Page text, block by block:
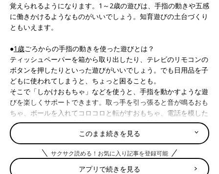
覚えられるようになります。1～2歳の遊びは、手指の動きや五感
に働きかけるようなものがいいでしょう。知育遊びの土台づくり
ともいえます。
●1歳ごろからの手指の動きを使った遊びとは？
ティッシュペーパーを箱から取り出したり、テレビのリモコンの
ボタンを押したりといった遊びがいいでしょう。でも日用品を子
どもに使われてしまうと、ちょっと困ることも。
そこで「しかけおもちゃ」などを使うと、手指を動かすような遊
びを楽しくサポートできます。取っ手を引っ張ると音が鳴るおも
ちゃ、ボールを入れてコロコロと転がすおもちゃ、電話を模した
おもちゃ、ピアノや太鼓のおもちゃなどは、視覚や聴覚も刺激し
てくれます。
一緒に遊ぶときのコツは、サポートを最小限にとどめるというこ
と。1歳代は「まだおもちゃを上手に使えていないのかな」と思
このまま続きを見る
サクサク読める！お気に入り記事を登録可能
アプリで続きを見る